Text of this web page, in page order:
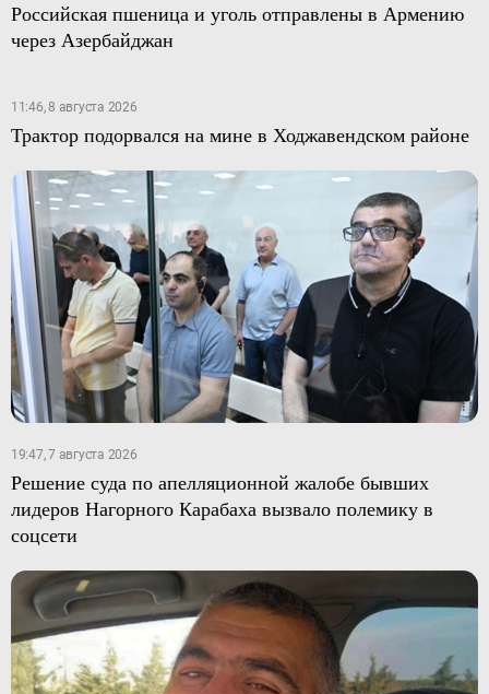
Российская пшеница и уголь отправлены в Армению
через Азербайджан
11:46, 8 августа 2026
Трактор подорвался на мине в Ходжавендском районе
19:47, 7 августа 2026
Решение суда по апелляционной жалобе бывших
лидеров Нагорного Карабаха вызвало полемику в
соцсети